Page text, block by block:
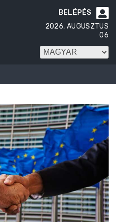

BELÉPÉS
2026. AUGUSZTUS
06